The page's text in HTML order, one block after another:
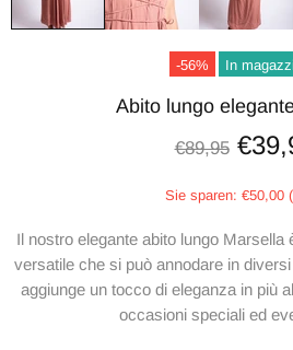
-56% In
Abito lungo
€89,95
Sie sparen: €50,00
Il nostro elegante abito lungo Marsella
versatile che si può annodare in
aggiunge un tocco di eleganza in più
occasioni speciali ed